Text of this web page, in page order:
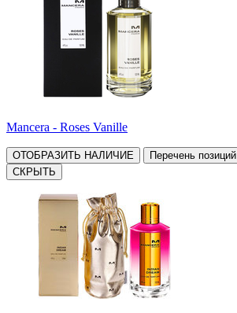
Mancera - Roses Vanille
ОТОБРАЗИТЬ НАЛИЧИЕ
Перечень позиций
СКРЫТЬ